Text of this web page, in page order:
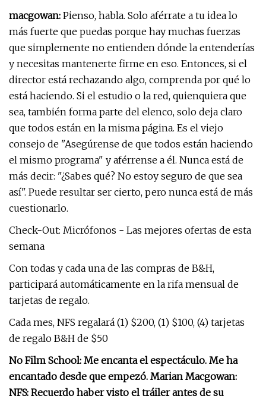
macgowan: Pienso, habla. Solo aférrate a tu idea lo
más fuerte que puedas porque hay muchas fuerzas
que simplemente no entienden dónde la entenderías
y necesitas mantenerte firme en eso. Entonces, si el
director está rechazando algo, comprenda por qué lo
está haciendo. Si el estudio o la red, quienquiera que
sea, también forma parte del elenco, solo deja claro
que todos están en la misma página. Es el viejo
consejo de "Asegúrense de que todos están haciendo
el mismo programa" y aférrense a él. Nunca está de
más decir: "¿Sabes qué? No estoy seguro de que sea
así". Puede resultar ser cierto, pero nunca está de más
cuestionarlo.
Check-Out: Micrófonos - Las mejores ofertas de esta
semana
Con todas y cada una de las compras de B&H,
participará automáticamente en la rifa mensual de
tarjetas de regalo.
Cada mes, NFS regalará (1) $200, (1) $100, (4) tarjetas
de regalo B&H de $50
No Film School: Me encanta el espectáculo. Me ha
encantado desde que empezó. Marian Macgowan:
NFS: Recuerdo haber visto el tráiler antes de su